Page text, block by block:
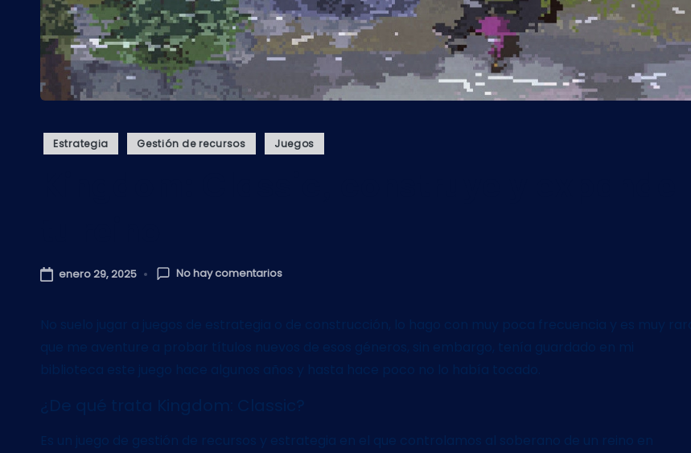
Publicado
Estrategia Gestión de recursos Juegos
enero 29, 2025 No hay comentarios
No suelo jugar a juegos de estrategia o de construcción, lo hago con muy poca frecuencia y es muy raro
que me aventure a probar títulos nuevos de esos géneros, sin embargo, tenía guardado en mi
biblioteca este juego hace algunos años y hasta hace poco no lo había tocado.
¿De qué trata Kingdom: Classic?
Es un juego de gestión de recursos y estrategia en el que controlamos al soberano de un reino en